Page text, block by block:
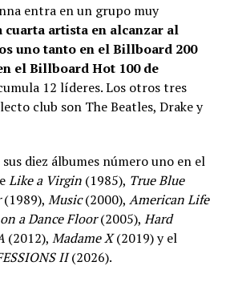
entra en un grupo muy
cuarta artista en alcanzar al
uno tanto en el Billboard 200
el Billboard Hot 100 de
12 líderes. Los otros tres
club son The Beatles, Drake y
diez álbumes número uno en el
Like a Virgin (1985), True Blue
(1989), Music(2000), American Life
a Dance Floor(2005), Hard
(2012), Madame X(2019) y el
II(2026).